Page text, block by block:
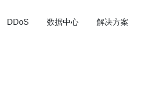
DDoS 数据中心 解决方案